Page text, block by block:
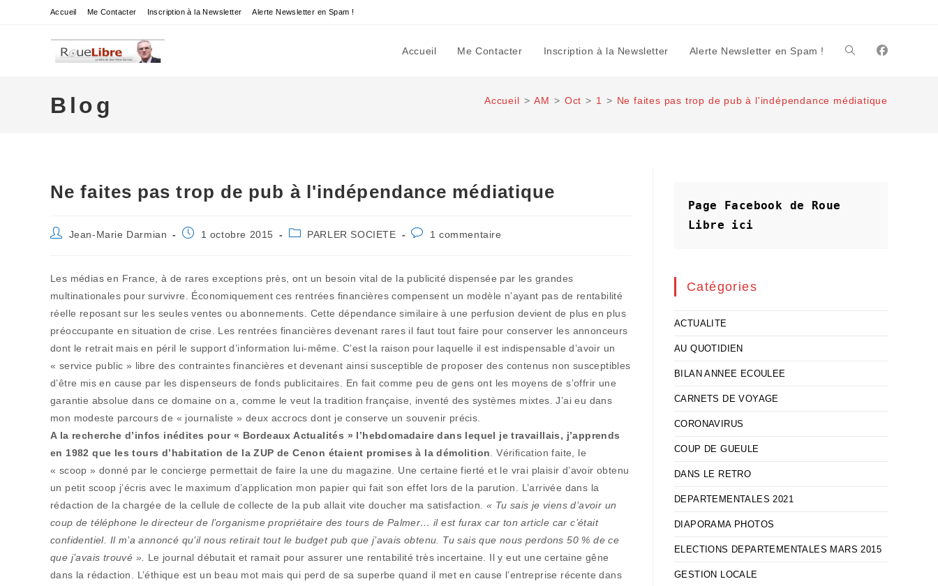
Accueil Me Contacter Inscription à la Newsletter Alerte Newsletter en Spam !
Accueil Me Contacter Inscription à la Newsletter Alerte Newsletter en Spam ! Toggle
website
Blog Accueil > AM > Oct > 1 > Ne faites pas trop de pub à l'indépendance médiatique
Ne faites pas trop de pub à l'indépendance médiatique
Auteur/autrice
Jean-Marie Darmian
Publication
1 octobre 2015
PostPARLER SOCIETE
Commentaires
1 commentaire
Les médias en France, à de rares exceptions près, ont un besoin vital de la publicité dispensée par les grandes
multinationales pour survivre. Économiquement ces rentrées financières compensent un modèle n’ayant pas de rentabilité
réelle reposant sur les seules ventes ou abonnements. Cette dépendance similaire à une perfusion devient de plus en plus
préoccupante en situation de crise. Les rentrées financières devenant rares il faut tout faire pour conserver les annonceurs
dont le retrait mais en péril le support d’information lui-même. C’est la raison pour laquelle il est indispensable d’avoir un
« service public » libre des contraintes financières et devenant ainsi susceptible de proposer des contenus non susceptibles
d’être mis en cause par les dispenseurs de fonds publicitaires. En fait comme peu de gens ont les moyens de s’offrir une
garantie absolue dans ce domaine on a, comme le veut la tradition française, inventé des systèmes mixtes. J’ai eu dans
mon modeste parcours de « journaliste » deux accrocs dont je conserve un souvenir précis.
A la recherche d’infos inédites pour « Bordeaux Actualités » l’hebdomadaire dans lequel je travaillais, j’apprends
en 1982 que les tours d’habitation de la ZUP de Cenon étaient promises à la démolition . Vérification faite, le
« scoop » donné par le concierge permettait de faire la une du magazine. Une certaine fierté et le vrai plaisir d’avoir obtenu
un petit scoop j’écris avec le maximum d’application mon papier qui fait son effet lors de la parution. L’arrivée dans la
rédaction de la chargée de la cellule de collecte de la pub allait vite doucher ma satisfaction.
« Tu sais je viens d’avoir un
coup de téléphone le directeur de l’organisme propriétaire des tours de Palmer… il est furax car ton article car c’était
confidentiel. Il m’a annoncé qu’il nous retirait tout le budget pub que j’avais obtenu. Tu sais que nous perdons 50 % de ce
que j’avais trouvé ».
Le journal débutait et ramait pour assurer une rentabilité très incertaine. Il y eut une certaine gêne
dans la rédaction. L’éthique est un beau mot mais qui perd de sa superbe quand il met en cause l’entreprise récente dans
Page Facebook de Roue
Libre
ici
Catégories
ACTUALITE
AU QUOTIDIEN
BILAN ANNEE ECOULEE
CARNETS DE VOYAGE
CORONAVIRUS
COUP DE GUEULE
DANS LE RETRO
DEPARTEMENTALES 2021
DIAPORAMA PHOTOS
ELECTIONS DEPARTEMENTALES MARS 2015
GESTION LOCALE